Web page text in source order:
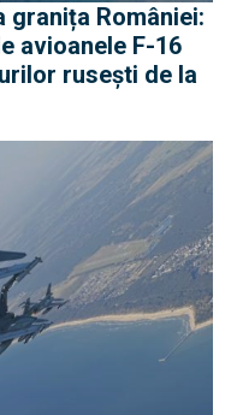
granița României:
avioanele F-16
rusești de la